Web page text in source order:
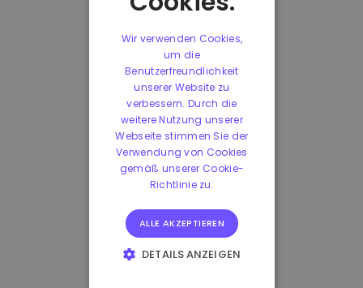
Wir verwenden Cookies,
um die
Benutzerfreundlichkeit
unserer Website zu
verbessern. Durch die
weitere Nutzung unserer
Webseite stimmen Sie der
Verwendung von Cookies
gemäß unserer Cookie-
Richtlinie zu.
ALLE AKZEPTIEREN
DETAILS ANZEIGEN